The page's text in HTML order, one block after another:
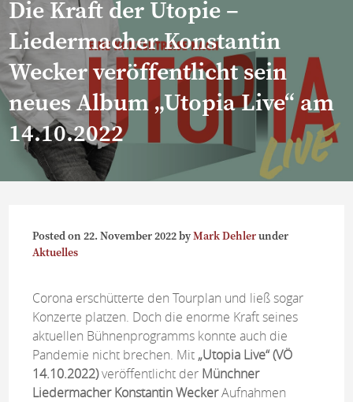
Die Kraft der Utopie –
Liedermacher Konstantin
Wecker veröffentlicht sein
neues Album „Utopia Live“ am
14.10.2022
Posted on22. November 2022byMark Dehlerunder
Aktuelles
Corona erschütterte den Tourplan und ließ sogar
Konzerte platzen. Doch die enorme Kraft seines
aktuellen Bühnenprogramms konnte auch die
Pandemie nicht brechen. Mit „Utopia Live“ (VÖ
14.10.2022)veröffentlicht der Münchner
Liedermacher Konstantin WeckerAufnahmen